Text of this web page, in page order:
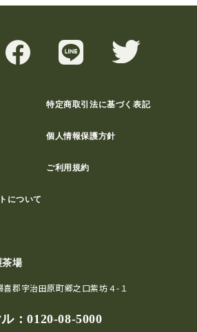
特定商取引法に基づく表記
個人情報保護方針
ご利用規約
について
茶場
郡宇治田原町郷之口紫坊４-１
：0120-08-5000